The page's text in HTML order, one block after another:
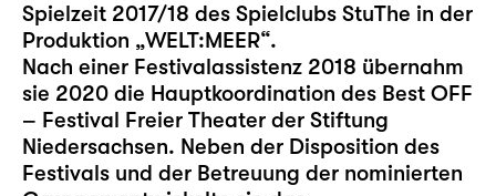
Spielzeit 2017/18 des Spielclubs StuThe in der
Produktion „WELT:MEER“.
Nach einer Festivalassistenz 2018 übernahm
sie 2020 die Hauptkoordination des Best OFF
– Festival Freier Theater der Stiftung
Niedersachsen. Neben der Disposition des
Festivals und der Betreuung der nominierten